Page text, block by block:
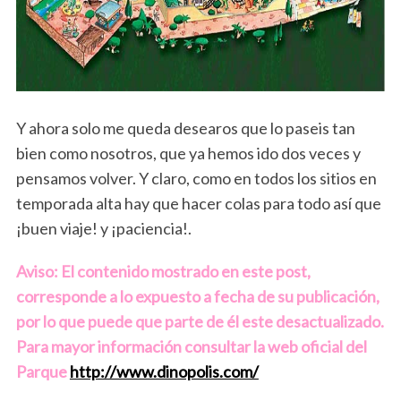
Y ahora solo me queda desearos que lo paseis tan
bien como nosotros, que ya hemos ido dos veces y
pensamos volver. Y claro, como en todos los sitios en
temporada alta hay que hacer colas para todo así que
¡buen viaje! y ¡paciencia!.
Aviso: El contenido mostrado en este post,
corresponde a lo expuesto a fecha de su publicación,
por lo que puede que parte de él este desactualizado.
Para mayor información consultar la web oficial del
Parquehttp://www.dinopolis.com/